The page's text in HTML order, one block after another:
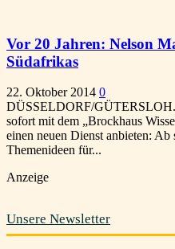
Vor 20 Jahren: Nelson
Südafrikas
22. Oktober 2014 0
DÜSSELDORF/GÜTERSLOH.
sofort mit dem „Brockhaus
einen neuen Dienst anbieten:
Themenideen für...
Anzeige
Unsere Newsletter